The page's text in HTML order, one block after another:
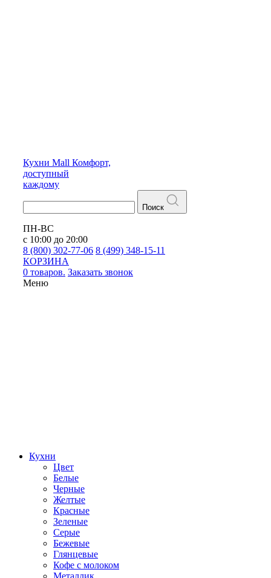
Кухни Mall Комфорт,
доступный
каждому
Поиск
ПН-ВС
с 10:00 до 20:00
8 (800) 302-77-06 8 (499) 348-15-11
КОРЗИНА
0 товаров. Заказать звонок
Меню
Кухни
Цвет
Белые
Черные
Желтые
Красные
Зеленые
Серые
Бежевые
Глянцевые
Кофе с молоком
Металлик